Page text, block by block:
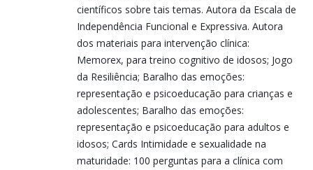
científicos sobre tais temas. Autora da Escala de
Independência Funcional e Expressiva. Autora
dos materiais para intervenção clínica:
Memorex, para treino cognitivo de idosos; Jogo
da Resiliência; Baralho das emoções:
representação e psicoeducação para crianças e
adolescentes; Baralho das emoções:
representação e psicoeducação para adultos e
idosos; Cards Intimidade e sexualidade na
maturidade: 100 perguntas para a clínica com